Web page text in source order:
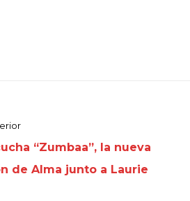
“Zumbaa”, la nueva
de Alma junto a Laurie